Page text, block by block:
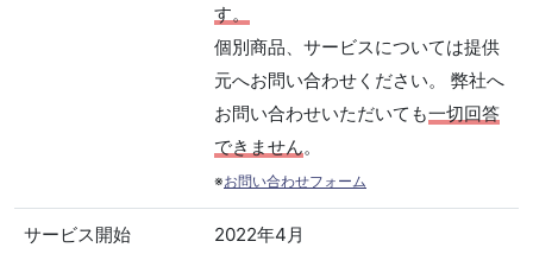
す。
個別商品、サービスについては提供
元へお問い合わせください。 弊社へ
お問い合わせいただいても一切回答
できません。
※お問い合わせフォーム
サービス開始 2022年4月